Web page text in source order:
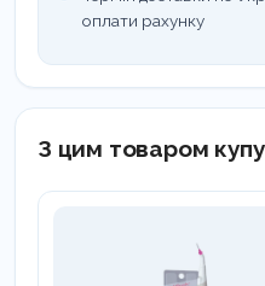
RDA: не абразивна
Об’єм: 75 мл
оплати рахунку
З цим товаром